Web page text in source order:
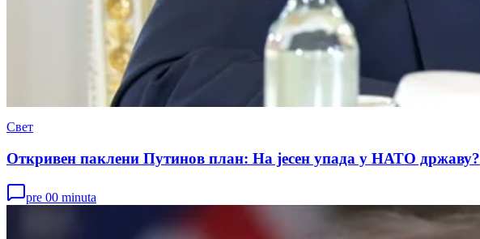
Свет
Откривен паклени Путинов план: На јесен упада у НАТО државу?
pre 00 minuta